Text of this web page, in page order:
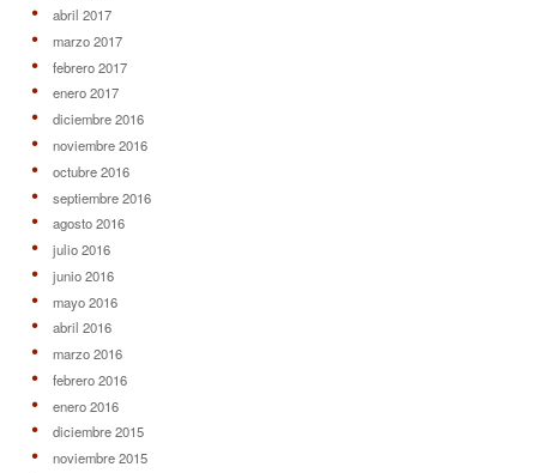
abril 2017
marzo 2017
febrero 2017
enero 2017
diciembre 2016
noviembre 2016
octubre 2016
septiembre 2016
agosto 2016
julio 2016
junio 2016
mayo 2016
abril 2016
marzo 2016
febrero 2016
enero 2016
diciembre 2015
noviembre 2015